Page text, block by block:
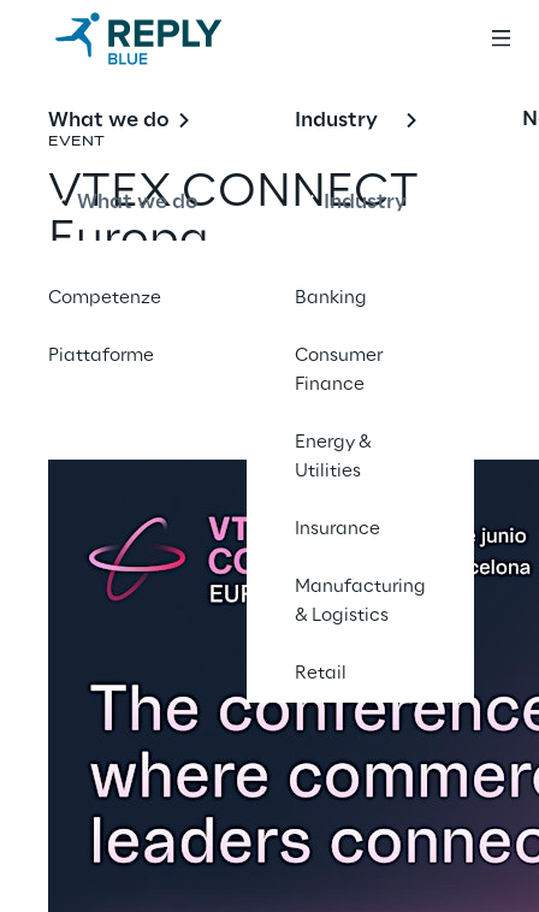
What we do
What we do
Competenze
Piattaforme
Industry
Industry
Banking
Consumer
Finance
Energy &
Utilities
Insurance
Manufacturing
& Logistics
Retail
EVENT
VTEX CONNECT
Europa